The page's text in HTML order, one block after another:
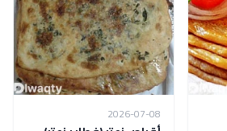
2026-07-08